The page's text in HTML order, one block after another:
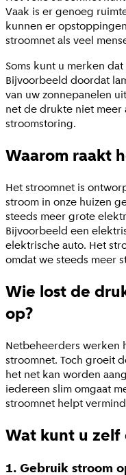
Vaak is er genoeg
kunnen er
stroomnet als veel
Soms kunt u merken
Bijvoorbeeld doordat
van uw zonnepanelen
net de drukte niet meer
stroomstoring.
Waarom raakt
Het stroomnet is
stroom in onze huizen
steeds meer grote
Bijvoorbeeld een
elektrische auto. Het
omdat we steeds meer
Wie lost de
op?
Netbeheerders werken
stroomnet. Toch groeit
het net kan worden
iedereen slim omgaat
stroomnet helpt
Wat kunt u zelf
1. Gebruik stroom